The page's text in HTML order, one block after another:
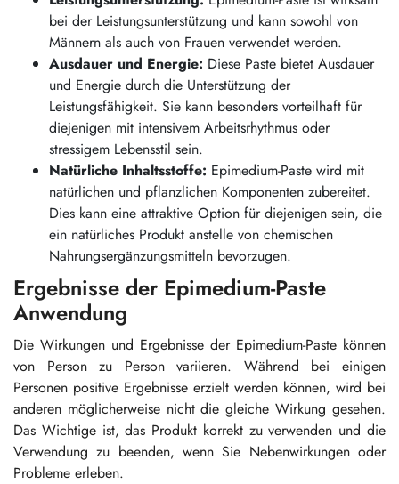
bei der Leistungsunterstützung und kann sowohl von
Männern als auch von Frauen verwendet werden.
Ausdauer und Energie: Diese Paste bietet Ausdauer
und Energie durch die Unterstützung der
Leistungsfähigkeit. Sie kann besonders vorteilhaft für
diejenigen mit intensivem Arbeitsrhythmus oder
stressigem Lebensstil sein.
Natürliche Inhaltsstoffe: Epimedium-Paste wird mit
natürlichen und pflanzlichen Komponenten zubereitet.
Dies kann eine attraktive Option für diejenigen sein, die
ein natürliches Produkt anstelle von chemischen
Nahrungsergänzungsmitteln bevorzugen.
Ergebnisse der Epimedium-Paste
Anwendung
Die Wirkungen und Ergebnisse der Epimedium-Paste können
von Person zu Person variieren. Während bei einigen
Personen positive Ergebnisse erzielt werden können, wird bei
anderen möglicherweise nicht die gleiche Wirkung gesehen.
Das Wichtige ist, das Produkt korrekt zu verwenden und die
Verwendung zu beenden, wenn Sie Nebenwirkungen oder
Probleme erleben.